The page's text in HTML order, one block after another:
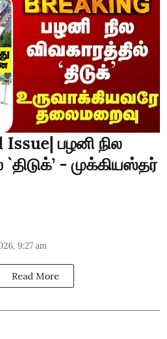
பழனி நில
- முக்கியஸ்தர்
9:27 am
Read More